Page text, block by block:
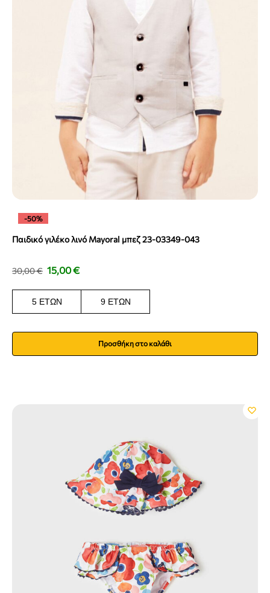
-50%
Παιδικό γιλέκο λινό Mayoral μπεζ 23-03349-043
30,00€ 15,00€
5 ΕΤΏΝ 9 ΕΤΏΝ
Προσθήκη στο καλάθι